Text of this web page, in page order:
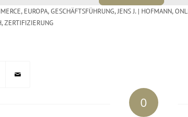
, EUROPA,GESCHÄFTSFÜHRUNG,JENS J. | HOFMANN,
,ZERTIFIZIERUNG
0